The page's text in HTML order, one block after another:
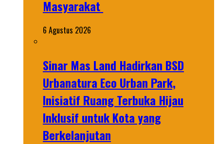
Masyarakat
6 Agustus 2026
Sinar Mas Land Hadirkan BSD
Urbanatura Eco Urban Park,
Inisiatif Ruang Terbuka Hijau
Inklusif untuk Kota yang
Berkelanjutan